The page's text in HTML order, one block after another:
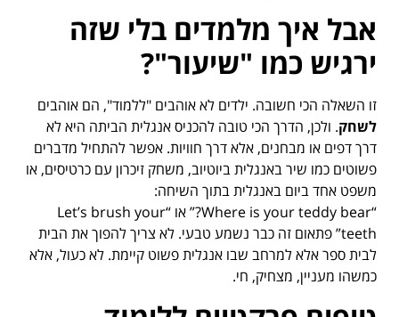
אבל איך מלמדים בלי שזה
ירגיש כמו "שיעור"?
זו השאלה הכי חשובה. ילדים לא אוהבים "ללמוד", הם אוהבים
לשחק. ולכן, הדרך הכי טובה להכניס אנגלית הביתה היא לא
דרך דפים או מבחנים, אלא דרך חוויות. אפשר להתחיל מדברים
פשוטים כמו שיר באנגלית ביוטיוב, משחק זיכרון עם כרטיסים, או
משפט אחד ביום באנגלית בתוך השיחה:
“Where is your teddy bear?” או “Let’s brush your
teeth” פתאום זה כבר נשמע טבעי. לא צריך להפוך את הבית
לבית ספר אלא למרחב שבו אנגלית פשוט קיימת. לא כעול, אלא
כמשהו מעניין, מצחיק, חי.